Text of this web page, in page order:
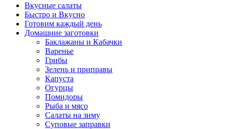
Вкусные салаты
Быстро и Вкусно
Готовим каждый день
Домашние заготовки
Баклажаны и Кабачки
Варенье
Грибы
Зелень и приправы
Капуста
Огурцы
Помидоры
Рыба и мясо
Салаты на зиму
Суповые заправки